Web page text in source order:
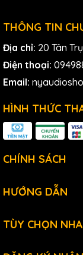
THÔNG TIN
Địa chỉ: 20 Tân
Điện thoại:
Email:
HÌNH THỨC
CHÍNH SÁCH
HƯỚNG DẪN
TÙY CHỌN